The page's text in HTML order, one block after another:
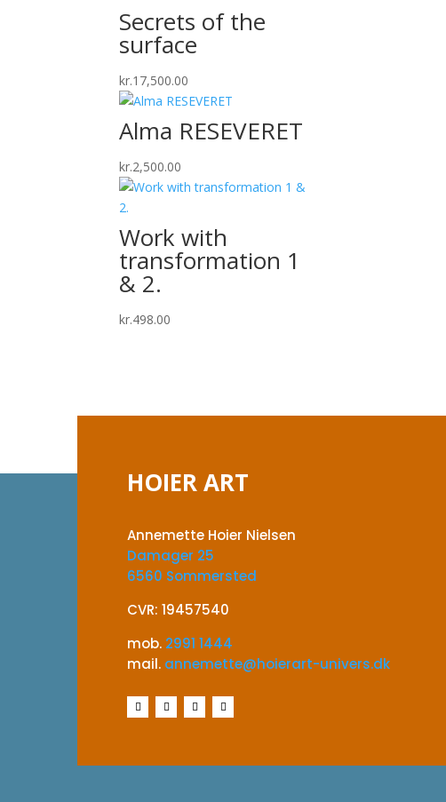
Secrets of the
surface
kr.17,500.00
Alma RESEVERET
kr.2,500.00
Work with
transformation 1
& 2.
kr.498.00
HOIER ART
Annemette Hoier Nielsen
Damager 25
6560 Sommersted
CVR: 19457540
mob. 2991 1444
mail. annemette@hoierart-univers.dk